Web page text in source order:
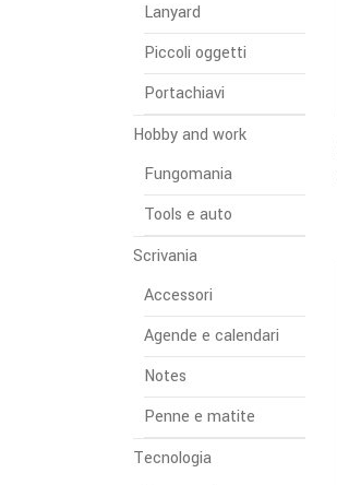
Lanyard
Piccoli oggetti
Portachiavi
Hobby and work
Fungomania
Tools e auto
Scrivania
Accessori
Agende e calendari
Notes
Penne e matite
Tecnologia